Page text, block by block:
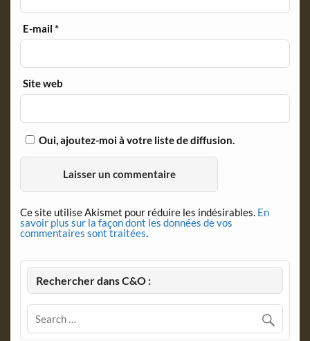
E-mail*
Site web
Oui, ajoutez-moi à votre liste de diffusion.
Ce site utilise Akismet pour réduire les indésirables. En
savoir plus sur la façon dont les données de vos
commentaires sont traitées.
Rechercher dans C&O :